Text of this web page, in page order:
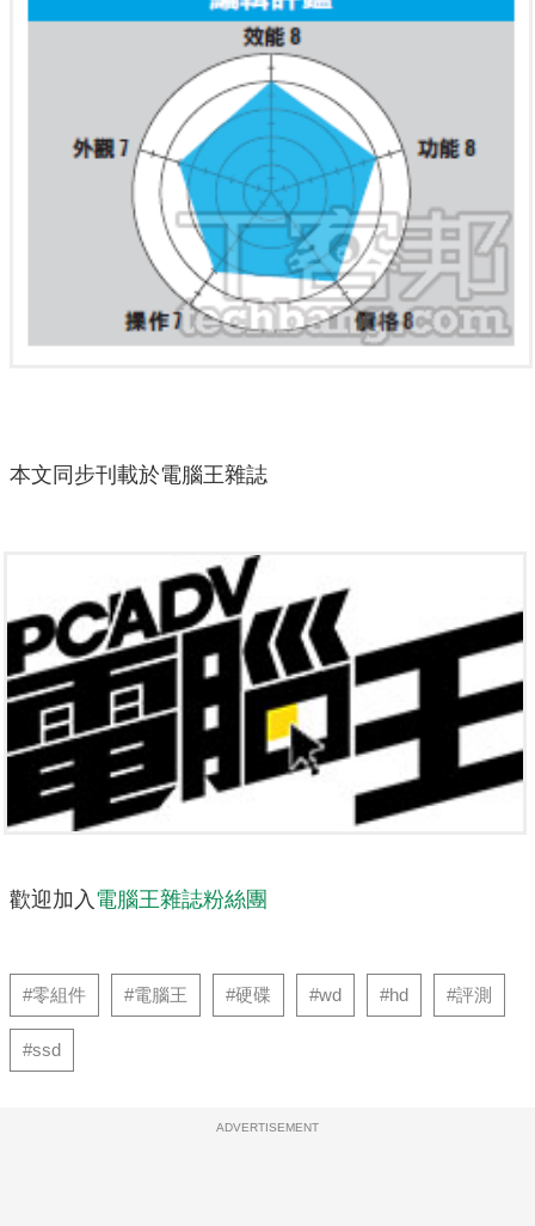
本文同步刊載於電腦王雜誌
歡迎加入 電腦王雜誌粉絲團
#零組件 #電腦王 #硬碟 #wd #hd #評測
#ssd
ADVERTISEMENT